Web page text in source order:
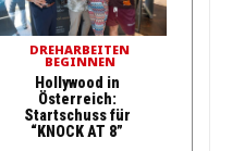
DREHARBEITEN
BEGINNEN
Hollywood in
Österreich:
Startschuss für
“KNOCK AT 8”